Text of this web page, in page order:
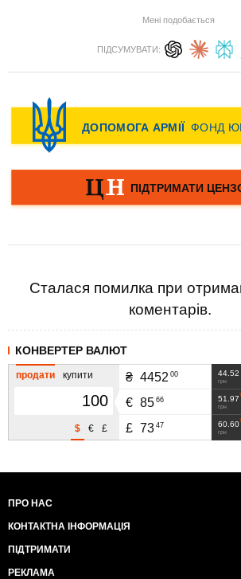
Мені подобається
ПІДСУМУВАТИ:
Сталася помилка при
коментарів.
КОНВЕРТЕР ВАЛЮТ
продати купити
£
€
$
44.52
грн
₴ 4452 00
51.97
грн
€ 85 66
60.60
грн
£ 73 47
ПРО НАС
КОНТАКТНА ІНФОРМАЦІЯ
ПІДТРИМАТИ
РЕКЛАМА